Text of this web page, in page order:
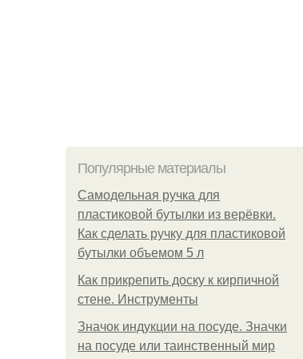
Популярные материалы
Самодельная ручка для
пластиковой бутылки из верёвки.
Как сделать ручку для пластиковой
бутылки объемом 5 л
Как прикрепить доску к кирпичной
стене. Инструменты
Значок индукции на посуде. Значки
на посуде или таинственный мир